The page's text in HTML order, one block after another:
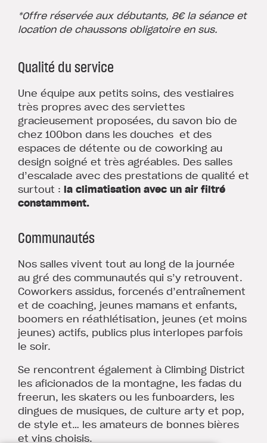
*Offre réservée aux débutants, 8€ la séance et
location de chaussons obligatoire en sus.
Qualité du service
Une équipe aux petits soins, des vestiaires
très propres avec des serviettes
gracieusement proposées, du savon bio de
chez 100bon dans les douches et des
espaces de détente ou de coworking au
design soigné et très agréables. Des salles
d’escalade avec des prestations de qualité et
surtout : la climatisation avec un air filtré
constamment.
Communautés
Nos salles vivent tout au long de la journée
au gré des communautés qui s’y retrouvent.
Coworkers assidus, forcenés d’entraînement
et de coaching, jeunes mamans et enfants,
boomers en réathlétisation, jeunes (et moins
jeunes) actifs, publics plus interlopes parfois
le soir.
Se rencontrent également à Climbing District
les aficionados de la montagne, les fadas du
freerun, les skaters ou les funboarders, les
dingues de musiques, de culture arty et pop,
de style et… les amateurs de bonnes bières
et vins choisis.